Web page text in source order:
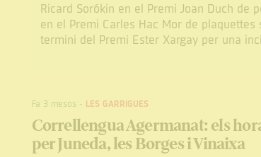
Ricard Sorókin en el Premi Joan Duch de
en el Premi Carles Hac Mor de plaquettes
termini del Premi Ester Xargay per una
Fa 3 mesos - LES GARRIGUES
Correllengua Agermanat: els
per Juneda, les Borges i Vinaixa